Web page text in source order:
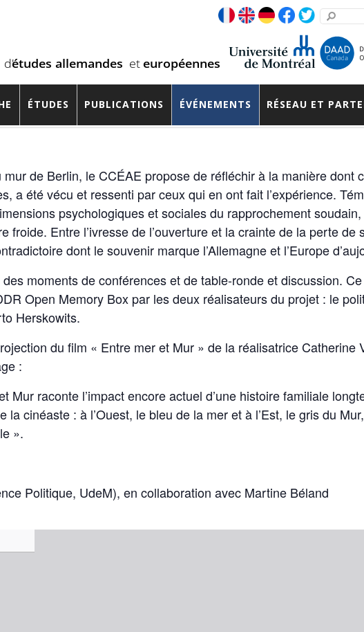
ÉTUDES PUBLICATIONS ÉVÉNEMENTS RÉSEAU ET
vécue et témoignages 30 ans
de Berlin, le CCÉAE propose de réfléchir à la manière dont
a été vécu et ressenti par ceux qui en ont fait l’expérience.
psychologiques et sociales du rapprochement
froide. Entre l’ivresse de l’ouverture et la crainte de la perte de
dont le souvenir marque l’Allemagne et l’Europe
moments de conférences et de table-ronde et discussion. Ce
Open Memory Box par les deux réalisateurs du projet : le
Herskowits.
du film « Entre mer et Mur » de la réalisatrice Catherine
:
Mur raconte l’impact encore actuel d’une histoire familiale
la cinéaste : à l’Ouest, le bleu de la mer et à l’Est, le gris du
».
Politique, UdeM), en collaboration avec Martine Béland